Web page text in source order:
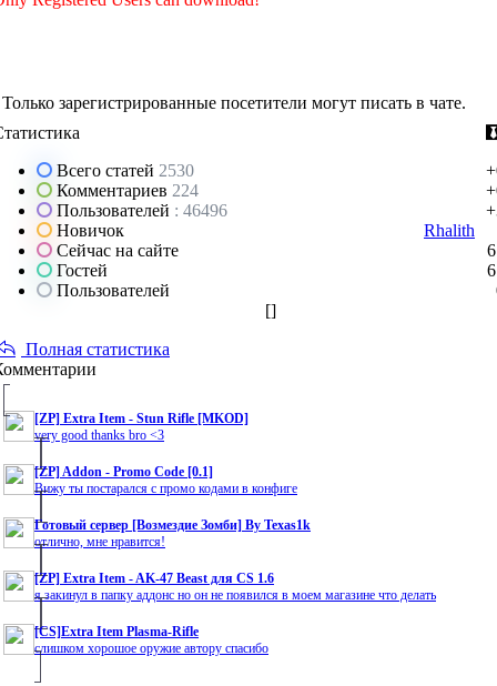
Только зарегистрированные посетители могут писать в чате.
Всего статей 2530
Комментариев 224
Пользователей : 46496
Новичок
Rhalith
Сейчас на сайте
Гостей
Пользователей
[]
Полная статистика
[ZP] Extra Item - Stun Rifle [MKOD]
very good thanks bro <3
[ZP] Addon - Promo Code [0.1]
Вижу ты постарался с промо кодами в конфиге
Готовый сервер [Возмездие Зомби] By Texas1k
отлично, мне нравится!
[ZP] Extra Item - AK-47 Beast для CS 1.6
я закинул в папку аддонс но он не появился в моем магазине что делать
[CS]Extra Item Plasma-Rifle
слишком хорошое оружие автору спасибо